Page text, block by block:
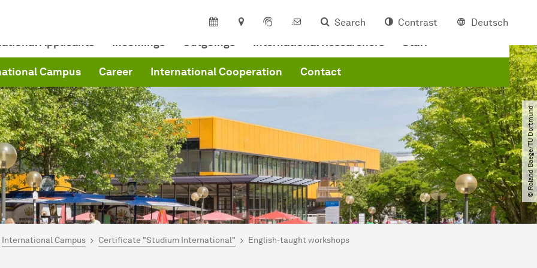
Search Contrast Deutsch
Applicants Incomings Outgoings International Researchers Staff
Campus Career International Cooperation Contact
© Roland Baege​/​TU Dortmund
here:
International Campus Certificate "Studium International" English-taught workshops